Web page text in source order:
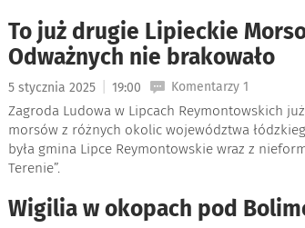
To już drugie Lipieckie
Odważnych nie brakowało
5 stycznia 2025 19:00 Komentarzy 1
Zagroda Ludowa w Lipcach Reymontowskich
morsów z różnych okolic województwa
była gmina Lipce Reymontowskie wraz z
Terenie”.
Wigilia w okopach pod